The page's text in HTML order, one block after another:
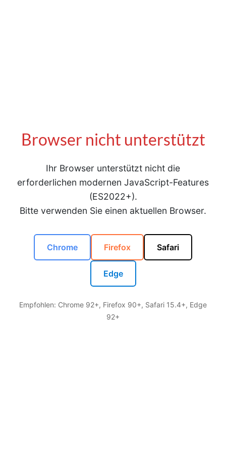
Browser nicht unterstützt
Ihr Browser unterstützt nicht die
erforderlichen modernen JavaScript-Features
(ES2022+).
Bitte verwenden Sie einen aktuellen Browser.
Chrome Firefox Safari
Edge
Empfohlen: Chrome 92+, Firefox 90+, Safari 15.4+, Edge
92+